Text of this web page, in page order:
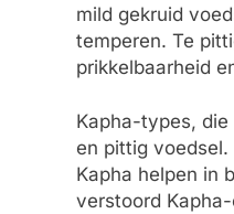
mild gekruid
temperen. Te
prikkelbaarheid
Kapha-types,
en pittig
Kapha helpen in
verstoord